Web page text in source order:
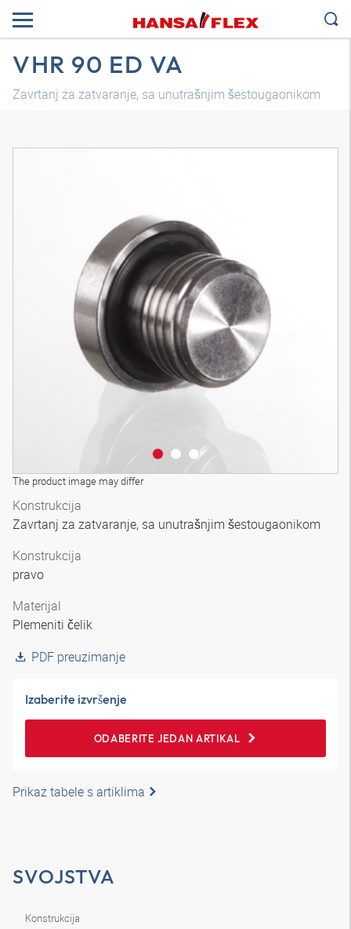
VHR 90 ED VA
Zavrtanj za zatvaranje, sa unutrašnjim šestougaonikom
The product image may differ
3D model
Konstrukcija
Zavrtanj za zatvaranje, sa unutrašnjim šestougaonikom
Konstrukcija
pravo
Materijal
Plemeniti čelik
PDF preuzimanje
Izaberite izvršenje
ODABERITE JEDAN ARTIKAL
Prikaz tabele s artiklima
SVOJSTVA
Konstrukcija